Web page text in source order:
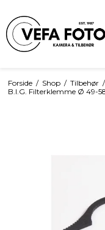
Forside / Shop / Tilbehør /
B.I.G. Filterklemme Ø 49-